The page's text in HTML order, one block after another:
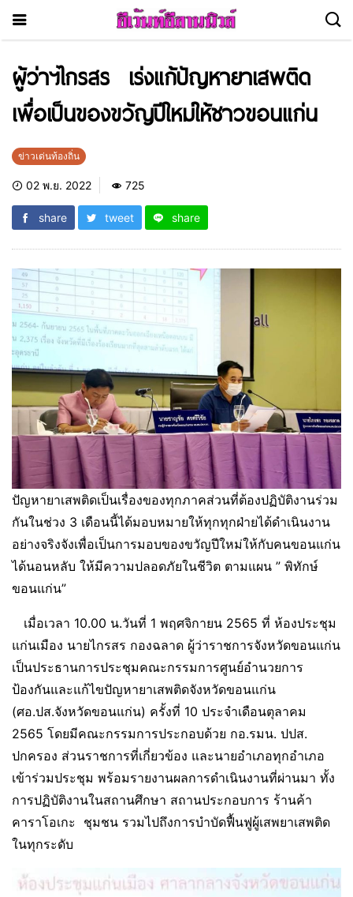
ผู้ว่าฯไกรสร เร่งแก้ปัญหายาเสพติด
เพื่อเป็นของขวัญปีใหม่ให้ชาวขอนแก่น
ข่าวเด่นท้องถิ่น
02 พ.ย. 2022 725
share tweet share
ปัญหายาเสพติดเป็นเรื่องของทุกภาคส่วนที่ต้องปฏิบัติงานร่วม
กันในช่วง 3 เดือนนี้ได้มอบหมายให้ทุกทุกฝ่ายได้ดำเนินงาน
อย่างจริงจังเพื่อเป็นการมอบของขวัญปีใหม่ให้กับคนขอนแก่น
ได้นอนหลับ ให้มีความปลอดภัยในชีวิต ตามแผน ” พิทักษ์
ขอนแก่น”
เมื่อเวลา 10.00 น.วันที่ 1 พฤศจิกายน 2565 ที่ ห้องประชุม
แก่นเมือง นายไกรสร กองฉลาด ผู้ว่าราชการจังหวัดขอนแก่น
เป็นประธานการประชุมคณะกรรมการศูนย์อำนวยการ
ป้องกันและแก้ไขปัญหายาเสพติดจังหวัดขอนแก่น
(ศอ.ปส.จังหวัดขอนแก่น) ครั้งที่ 10 ประจำเดือนตุลาคม
2565 โดยมีคณะกรรมการประกอบด้วย กอ.รมน. ปปส.
ปกครอง ส่วนราชการที่เกี่ยวข้อง และนายอำเภอทุกอำเภอ
เข้าร่วมประชุม พร้อมรายงานผลการดำเนินงานที่ผ่านมา ทั้ง
การปฏิบัติงานในสถานศึกษา สถานประกอบการ ร้านค้า
คาราโอเกะ ชุมชน รวมไปถึงการบำบัดฟื้นฟูผู้เสพยาเสพติด
ในทุกระดับ